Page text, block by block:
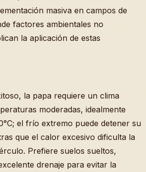
masiva en campos de
factores ambientales no
la aplicación de estas
la papa requiere un clima
moderadas, idealmente
el frío extremo puede detener su
que el calor excesivo dificulta la
Prefiere suelos sueltos,
drenaje para evitar la